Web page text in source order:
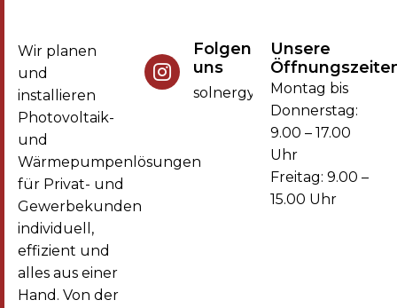
Wir planen
und
installieren
Photovoltaik-
und
Wärmepumpenlösungen
für Privat- und
Gewerbekunden
individuell,
effizient und
alles aus einer
Hand. Von der
Folgen Sie
uns
solnergy.solar
Unsere
Montag bis
Donnerstag:
9.00 – 17.00
Uhr
Freitag: 9.00 –
15.00 Uhr